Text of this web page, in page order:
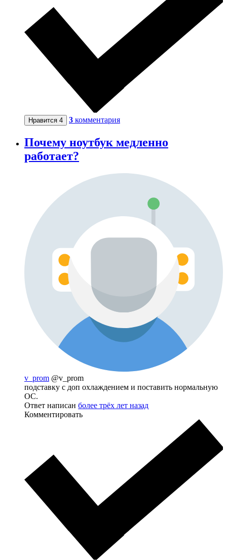
Нравится 4 3 комментария
Почему ноутбук медленно
работает?
v_prom @v_prom
подставку с доп охлаждением и поставить нормальную
ОС.
Ответ написан более трёх лет назад
Комментировать